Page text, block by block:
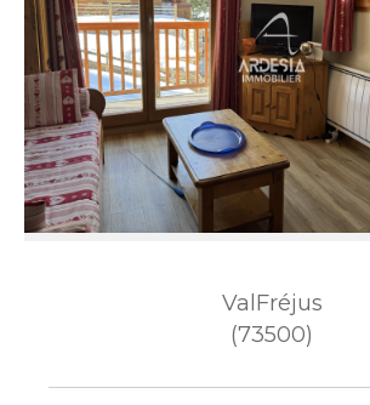
ValFréjus
(73500)